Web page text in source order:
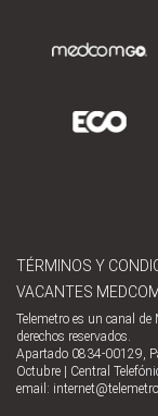
TÉRMINOS Y
VACANTES MEDCOM
Telemetro es un canal
derechos reservados.
Apartado 0834-00129,
Octubre | Central
email: